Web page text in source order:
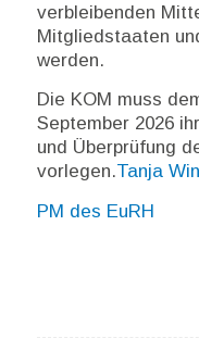
verbleibenden
Mitgliedstaaten
werden.
Die KOM muss
September 2026
und Überprüfung
vorlegen.Tanja
PM des EuRH